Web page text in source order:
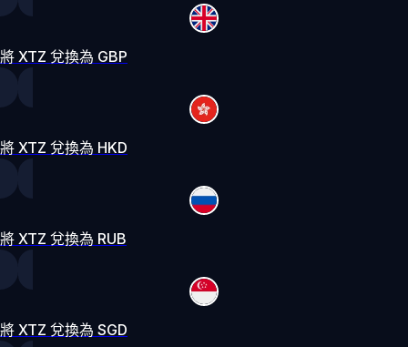
將 XTZ 兌換為 GBP
將 XTZ 兌換為 HKD
將 XTZ 兌換為 RUB
將 XTZ 兌換為 SGD